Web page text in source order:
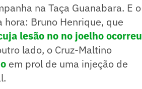
na Taça Guanabara. E o
Bruno Henrique, que
lesão no no joelho ocorreu
lado, o Cruz-Maltino
em prol de uma injeção de